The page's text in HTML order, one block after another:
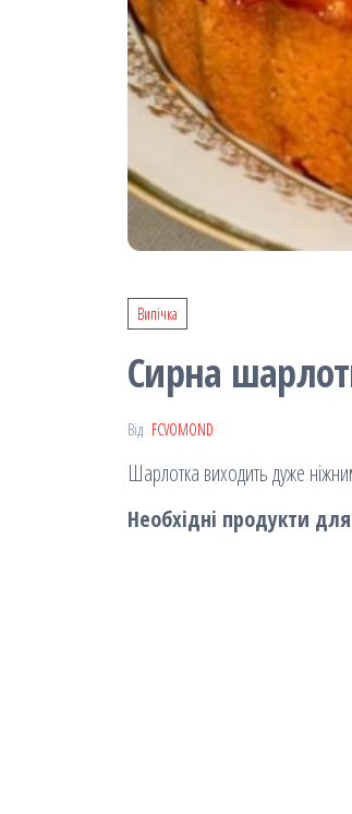
Випічка
Сирна
Від FCVOMOND
Шарлотка виходить дуже
Необхідні продукти